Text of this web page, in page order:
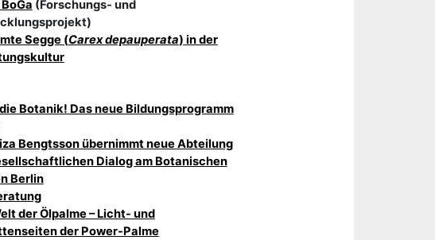
(Forschungs- und
Segge (Carex depauperata) in der
Botanik! Das neue Bildungsprogramm
Bengtsson übernimmt neue Abteilung
Dialog am Botanischen
Berlin
der Ölpalme – Licht- und
der Power-Palme